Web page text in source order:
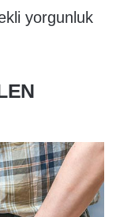
yorgunluk